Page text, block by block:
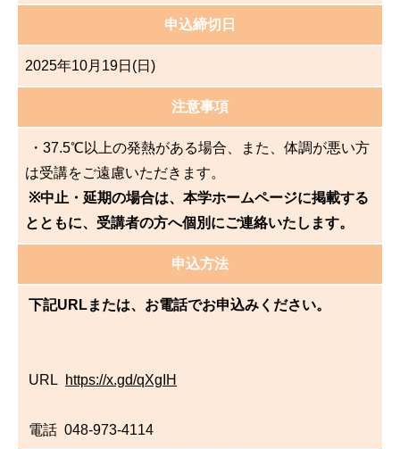
申込締切日
2025年10月19日(日)
注意事項
・37.5℃以上の発熱がある場合、また、体調が悪い方
は受講をご遠慮いただきます。
※中止・延期の場合は、本学ホームページに掲載する
とともに、受講者の方へ個別にご連絡いたします。
申込方法
下記URLまたは、お電話でお申込みください。
URL https://x.gd/qXgIH
電話 048-973-4114